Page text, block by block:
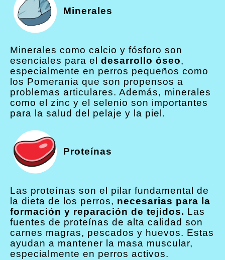
Minerales
Minerales como calcio y fósforo son
esenciales para el desarrollo óseo,
especialmente en perros pequeños como
los Pomerania que son propensos a
problemas articulares. Además, minerales
como el zinc y el selenio son importantes
para la salud del pelaje y la piel.
Proteínas
Las proteínas son el pilar fundamental de
la dieta de los perros, necesarias para la
formación y reparación de tejidos. Las
fuentes de proteínas de alta calidad son
carnes magras, pescados y huevos. Estas
ayudan a mantener la masa muscular,
especialmente en perros activos.